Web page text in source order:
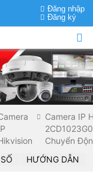
Đăng nhập
Đăng ký
Camera IP
Chuyển
HƯỚNG DẪN